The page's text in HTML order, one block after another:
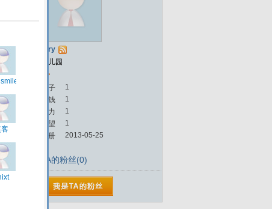
tirry
幼儿园
帖子
1
金钱
1
魅力
1
威望
1
注册
2013-05-25
TA的粉丝(0)